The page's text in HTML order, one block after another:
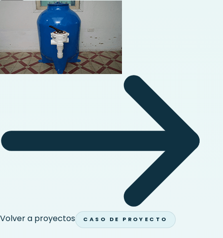
Volver a proyectos CASO DE PROYECTO